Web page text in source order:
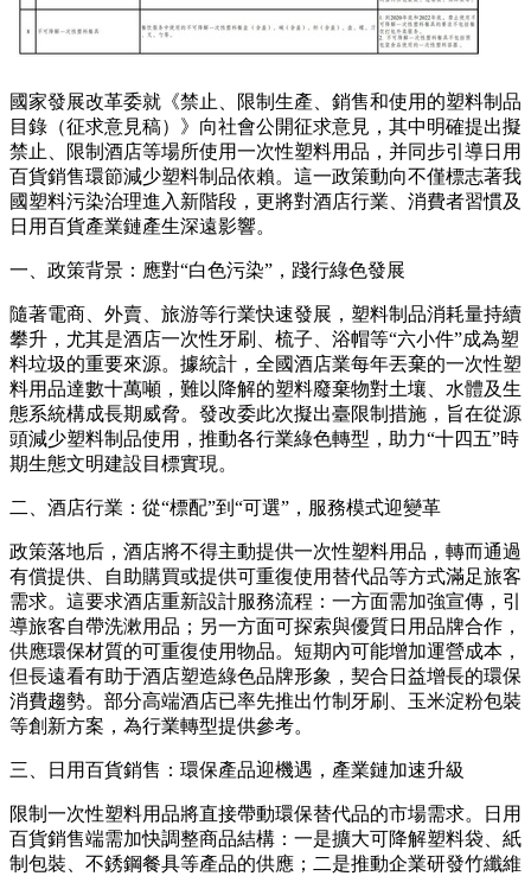
國家發展改革委就《禁止、限制生產、銷售和使用的塑料制品
目錄（征求意見稿）》向社會公開征求意見，其中明確提出擬
禁止、限制酒店等場所使用一次性塑料用品，并同步引導日用
百貨銷售環節減少塑料制品依賴。這一政策動向不僅標志著我
國塑料污染治理進入新階段，更將對酒店行業、消費者習慣及
日用百貨產業鏈產生深遠影響。
一、政策背景：應對“白色污染”，踐行綠色發展
隨著電商、外賣、旅游等行業快速發展，塑料制品消耗量持續
攀升，尤其是酒店一次性牙刷、梳子、浴帽等“六小件”成為塑
料垃圾的重要來源。據統計，全國酒店業每年丟棄的一次性塑
料用品達數十萬噸，難以降解的塑料廢棄物對土壤、水體及生
態系統構成長期威脅。發改委此次擬出臺限制措施，旨在從源
頭減少塑料制品使用，推動各行業綠色轉型，助力“十四五”時
期生態文明建設目標實現。
二、酒店行業：從“標配”到“可選”，服務模式迎變革
政策落地后，酒店將不得主動提供一次性塑料用品，轉而通過
有償提供、自助購買或提供可重復使用替代品等方式滿足旅客
需求。這要求酒店重新設計服務流程：一方面需加強宣傳，引
導旅客自帶洗漱用品；另一方面可探索與優質日用品牌合作，
供應環保材質的可重復使用物品。短期內可能增加運營成本，
但長遠看有助于酒店塑造綠色品牌形象，契合日益增長的環保
消費趨勢。部分高端酒店已率先推出竹制牙刷、玉米淀粉包裝
等創新方案，為行業轉型提供參考。
三、日用百貨銷售：環保產品迎機遇，產業鏈加速升級
限制一次性塑料用品將直接帶動環保替代品的市場需求。日用
百貨銷售端需加快調整商品結構：一是擴大可降解塑料袋、紙
制包裝、不銹鋼餐具等產品的供應；二是推動企業研發竹纖維